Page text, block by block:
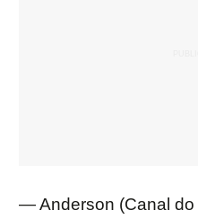
— Anderson (Canal do